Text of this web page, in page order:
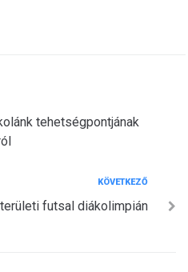
tehetségpontjának
KÖVETKEZŐ
futsal diákolimpián